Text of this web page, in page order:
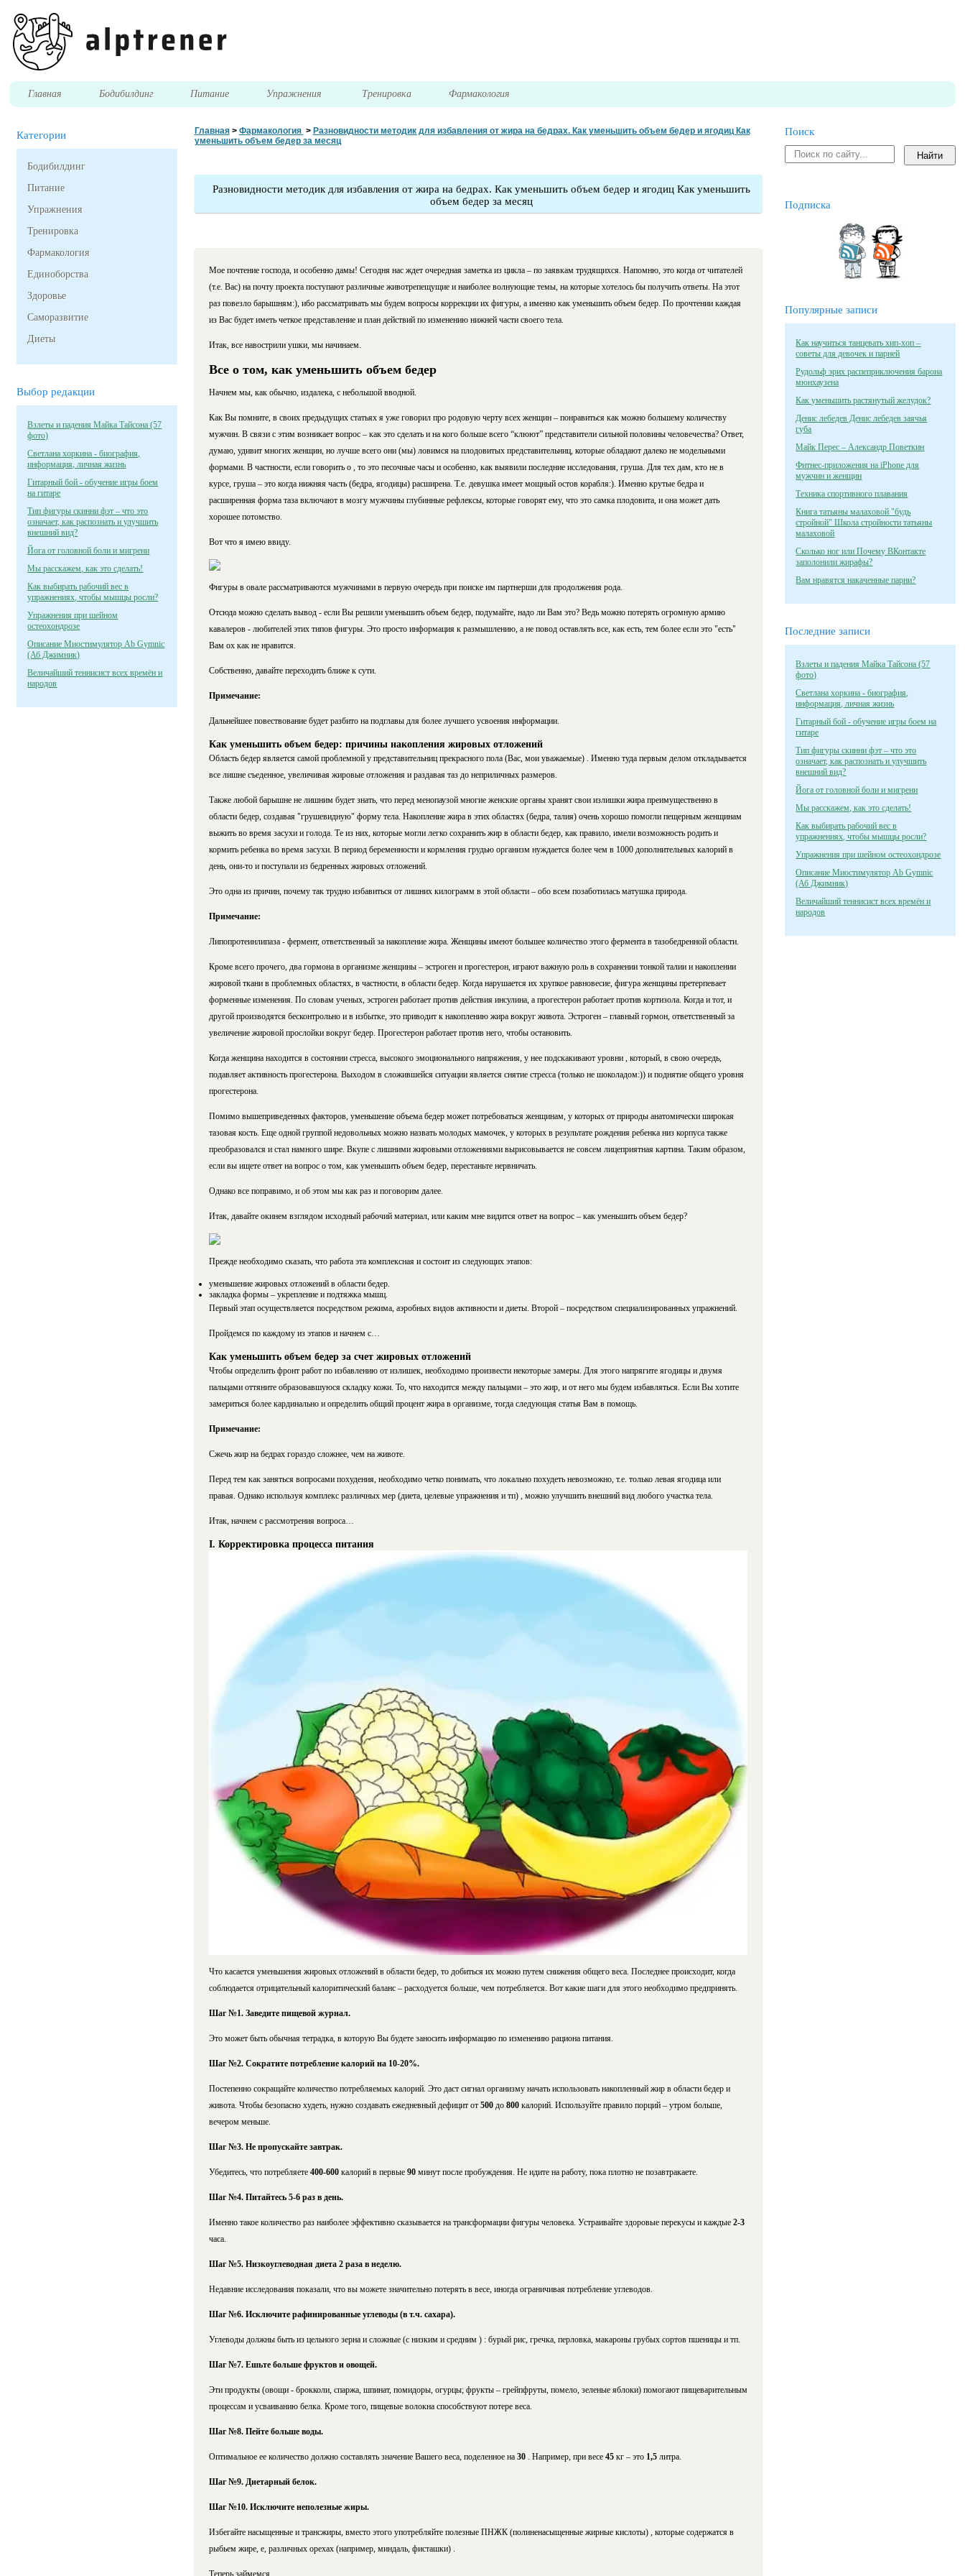
Главная Бодибилдинг Питание Упражнения Тренировка Фармакология
Категории
Бодибилдинг
Питание
Упражнения
Тренировка
Фармакология
Единоборства
Здоровье
Саморазвитие
Диеты
Выбор редакции
Взлеты и падения Майка Тайсона (57
фото)
Светлана хоркина - биография,
информация, личная жизнь
Гитарный бой - обучение игры боем
на гитаре
Тип фигуры скинни фэт – что это
означает, как распознать и улучшить
внешний вид?
Йога от головной боли и мигрени
Мы расскажем, как это сделать!
Как выбирать рабочий вес в
упражнениях, чтобы мышцы росли?
Упражнения при шейном
остеохондрозе
Описание Миостимулятор Ab Gymnic
(Аб Джимник)
Величайший теннисист всех времён и
народов
Главная> Фармакология > Разновидности методик для избавления от жира на бедрах. Как уменьшить объем бедер и ягодиц Как
уменьшить объем бедер за месяц
Разновидности методик для избавления от жира на бедрах. Как уменьшить объем бедер и ягодиц Как уменьшить
объем бедер за месяц
Мое почтение господа, и особенно дамы! Сегодня нас ждет очередная заметка из цикла – по заявкам трудящихся. Напомню, это когда от читателей
(т.е. Вас) на почту проекта поступают различные животрепещущие и наиболее волнующие темы, на которые хотелось бы получить ответы. На этот
раз повезло барышням:), ибо рассматривать мы будем вопросы коррекции их фигуры, а именно как уменьшить объем бедер. По прочтении каждая
из Вас будет иметь четкое представление и план действий по изменению нижней части своего тела.
Итак, все навострили ушки, мы начинаем.
Все о том, как уменьшить объем бедер
Начнем мы, как обычно, издалека, с небольшой вводной.
Как Вы помните, в своих предыдущих статьях я уже говорил про родовую черту всех женщин – понравиться как можно большему количеству
мужчин. В связи с этим возникает вопрос – как это сделать и на кого больше всего “клюют” представители сильной половины человечества? Ответ,
думаю, удивит многих женщин, но лучше всего они (мы) ловимся на плодовитых представительниц, которые обладают далеко не модельными
формами. В частности, если говорить о , то это песочные часы и особенно, как выявили последние исследования, груша. Для тех дам, кто не в
курсе, груша – это когда нижняя часть (бедра, ягодицы) расширена. Т.е. девушка имеет мощный остов корабля:). Именно крутые бедра и
расширенная форма таза включают в мозгу мужчины глубинные рефлексы, которые говорят ему, что это самка плодовита, и она может дать
хорошее потомство.
Вот что я имею ввиду.
Фигуры в овале рассматриваются мужчинами в первую очередь при поиске им партнерши для продолжения рода.
Отсюда можно сделать вывод - если Вы решили уменьшить объем бедер, подумайте, надо ли Вам это? Ведь можно потерять огромную армию
кавалеров - любителей этих типов фигуры. Это просто информация к размышлению, а не повод оставлять все, как есть, тем более если это "есть"
Вам ох как не нравится.
Собственно, давайте переходить ближе к сути.
Примечание:
Дальнейшее повествование будет разбито на подглавы для более лучшего усвоения информации.
Как уменьшить объем бедер: причины накопления жировых отложений
Область бедер является самой проблемной у представительниц прекрасного пола(Вас, мои уважаемые) . Именно туда первым делом откладывается
все лишне съеденное, увеличивая жировые отложения и раздавая таз до неприличных размеров.
Также любой барышне не лишним будет знать, что перед менопаузой многие женские органы хранят свои излишки жира преимущественно в
области бедер, создавая "грушевидную" форму тела. Накопление жира в этих областях (бедра, талия) очень хорошо помогли пещерным женщинам
выжить во время засухи и голода. Те из них, которые могли легко сохранить жир в области бедер, как правило, имели возможность родить и
кормить ребенка во время засухи. В период беременности и кормления грудью организм нуждается более чем в 1000 дополнительных калорий в
день, они-то и поступали из бедренных жировых отложений.
Это одна из причин, почему так трудно избавиться от лишних килограмм в этой области – обо всем позаботилась матушка природа.
Примечание:
Липопротеинлипаза - фермент, ответственный за накопление жира. Женщины имеют большее количество этого фермента в тазобедренной области.
Кроме всего прочего, два гормона в организме женщины – эстроген и прогестерон, играют важную роль в сохранении тонкой талии и накоплении
жировой ткани в проблемных областях, в частности, в области бедер. Когда нарушается их хрупкое равновесие, фигура женщины претерпевает
форменные изменения. По словам ученых, эстроген работает против действия инсулина, а прогестерон работает против кортизола. Когда и тот, и
другой производятся бесконтрольно и в избытке, это приводит к накоплению жира вокруг живота. Эстроген – главный гормон, ответственный за
увеличение жировой прослойки вокруг бедер. Прогестерон работает против него, чтобы остановить.
Когда женщина находится в состоянии стресса, высокого эмоционального напряжения, у нее подскакивают уровни , который, в свою очередь,
подавляет активность прогестерона. Выходом в сложившейся ситуации является снятие стресса (только не шоколадом:)) и поднятие общего уровня
прогестерона.
Помимо вышеприведенных факторов, уменьшение объема бедер может потребоваться женщинам, у которых от природы анатомически широкая
тазовая кость. Еще одной группой недовольных можно назвать молодых мамочек, у которых в результате рождения ребенка низ корпуса также
преобразовался и стал намного шире. Вкупе с лишними жировыми отложениями вырисовывается не совсем лицеприятная картина. Таким образом,
если вы ищете ответ на вопрос о том, как уменьшить объем бедер, перестаньте нервничать.
Однако все поправимо, и об этом мы как раз и поговорим далее.
Итак, давайте окинем взглядом исходный рабочий материал, или каким мне видится ответ на вопрос – как уменьшить объем бедер?
Прежде необходимо сказать, что работа эта комплексная и состоит из следующих этапов:
уменьшение жировых отложений в области бедер.
закладка формы – укрепление и подтяжка мышц.
Первый этап осуществляется посредством режима, аэробных видов активности и диеты. Второй – посредством специализированных упражнений.
Пройдемся по каждому из этапов и начнем с…
Как уменьшить объем бедер за счет жировых отложений
Чтобы определить фронт работ по избавлению от излишек, необходимо произвести некоторые замеры. Для этого напрягите ягодицы и двумя
пальцами оттяните образовавшуюся складку кожи. То, что находится между пальцами – это жир, и от него мы будем избавляться. Если Вы хотите
замериться более кардинально и определить общий процент жира в организме, тогда следующая статья Вам в помощь.
Примечание:
Сжечь жир на бедрах гораздо сложнее, чем на животе.
Перед тем как заняться вопросами похудения, необходимо четко понимать, что локально похудеть невозможно, т.е. только левая ягодица или
правая. Однако используя комплекс различных мер(диета, целевые упражнения и тп) , можно улучшить внешний вид любого участка тела.
Итак, начнем с рассмотрения вопроса…
I. Корректировка процесса питания
Что касается уменьшения жировых отложений в области бедер, то добиться их можно путем снижения общего веса. Последнее происходит, когда
соблюдается отрицательный калоритический баланс – расходуется больше, чем потребляется. Вот какие шаги для этого необходимо предпринять.
Шаг №1. Заведите пищевой журнал.
Это может быть обычная тетрадка, в которую Вы будете заносить информацию по изменению рациона питания.
Шаг №2. Сократите потребление калорий на 10-20%.
Постепенно сокращайте количество потребляемых калорий. Это даст сигнал организму начать использовать накопленный жир в области бедер и
живота. Чтобы безопасно худеть, нужно создавать ежедневный дефицит от 500 до 800 калорий. Используйте правило порций – утром больше,
вечером меньше.
Шаг №3. Не пропускайте завтрак.
Убедитесь, что потребляете 400-600 калорий в первые90 минут после пробуждения. Не идите на работу, пока плотно не позавтракаете.
Шаг №4. Питайтесь 5-6 раз в день.
Именно такое количество раз наиболее эффективно сказывается на трансформации фигуры человека. Устраивайте здоровые перекусы и каждые 2-3
часа.
Шаг №5. Низкоуглеводная диета 2 раза в неделю.
Недавние исследования показали, что вы можете значительно потерять в весе, иногда ограничивая потребление углеводов.
Шаг №6. Исключите рафинированные углеводы (в т.ч. сахара).
Углеводы должны быть из цельного зерна и сложные (с низким и средним ) : бурый рис, гречка, перловка, макароны грубых сортов пшеницы и тп.
Шаг №7. Ешьте больше фруктов и овощей.
Эти продукты (овощи - брокколи, спаржа, шпинат, помидоры, огурцы; фрукты – грейпфруты, помело, зеленые яблоки) помогают пищеварительным
процессам и усваиванию белка. Кроме того, пищевые волокна способствуют потере веса.
Шаг №8. Пейте больше воды.
Оптимальное ее количество должно составлять значение Вашего веса, поделенное на30 . Например, при весе 45 кг – это 1,5 литра.
Шаг №9. Диетарный белок.
Шаг №10. Исключите неполезные жиры.
Избегайте насыщенные и трансжиры, вместо этого употребляйте полезные ПНЖК (полиненасыщенные жирные кислоты) , которые содержатся в
рыбьем жире, е, различных орехах (например, миндаль, фисташки) .
Теперь займемся…
Поиск
Подписка
Популярные записи
Как научиться танцевать хип-хоп –
советы для девочек и парней
Рудольф эрих распеприключения барона
мюнхаузена
Как уменьшить растянутый желудок?
Денис лебедев Денис лебедев заячья
губа
Майк Перес – Александр Поветкин
Фитнес-приложения на iPhone для
мужчин и женщин
Техника спортивного плавания
Книга татьяны малаховой "будь
стройной" Школа стройности татьяны
малаховой
Сколько ног или Почему ВКонтакте
заполонили жирафы?
Вам нравятся накаченные парни?
Последние записи
Взлеты и падения Майка Тайсона (57
фото)
Светлана хоркина - биография,
информация, личная жизнь
Гитарный бой - обучение игры боем на
гитаре
Тип фигуры скинни фэт – что это
означает, как распознать и улучшить
внешний вид?
Йога от головной боли и мигрени
Мы расскажем, как это сделать!
Как выбирать рабочий вес в
упражнениях, чтобы мышцы росли?
Упражнения при шейном остеохондрозе
Описание Миостимулятор Ab Gymnic
(Аб Джимник)
Величайший теннисист всех времён и
народов